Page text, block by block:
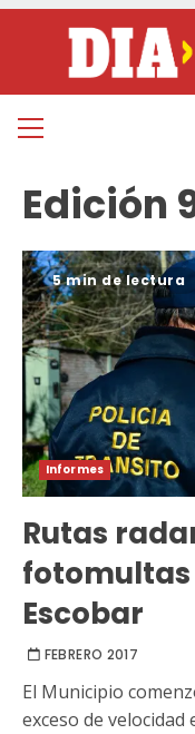
contenido
Menú
Edición
5 min de lectura
Informes
Rutas
Escobar
FEBRERO 2017
El Municipio
exceso de velocidad